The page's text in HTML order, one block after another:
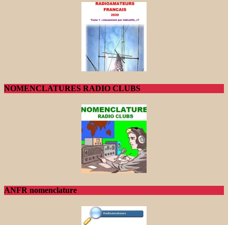
NOMENCLATURES RADIO CLUBS
ANFR nomenclature